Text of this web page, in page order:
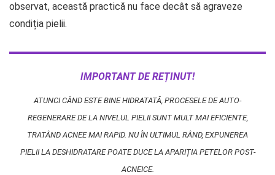
observat, această practică nu face decât să agraveze
condiția pielii.
IMPORTANT DE REȚINUT!
ATUNCI CÂND ESTE BINE HIDRATATĂ, PROCESELE DE AUTO-
REGENERARE DE LA NIVELUL PIELII SUNT MULT MAI EFICIENTE,
TRATÂND ACNEE MAI RAPID. NU ÎN ULTIMUL RÂND, EXPUNEREA
PIELII LA DESHIDRATARE POATE DUCE LA APARIȚIA PETELOR POST-
ACNEICE.